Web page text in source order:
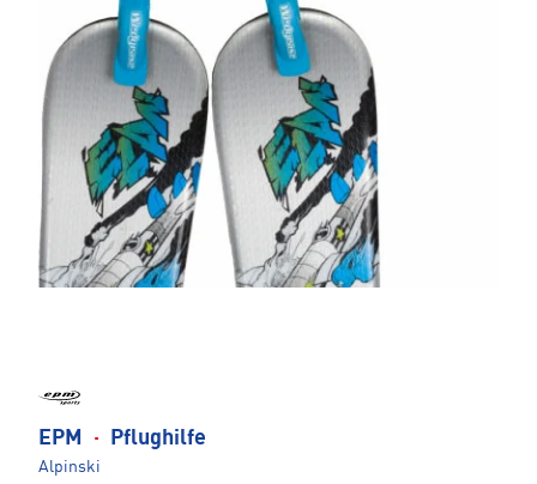
EPM · Pflughilfe
Alpinski